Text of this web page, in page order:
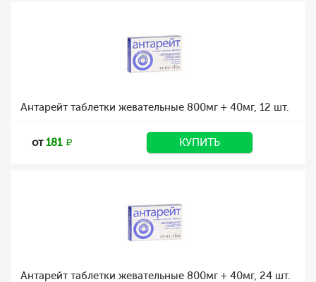
Антарейт таблетки жевательные 800мг + 40мг, 12 шт.
от181 КУПИТЬ
Антарейт таблетки жевательные 800мг + 40мг, 24 шт.